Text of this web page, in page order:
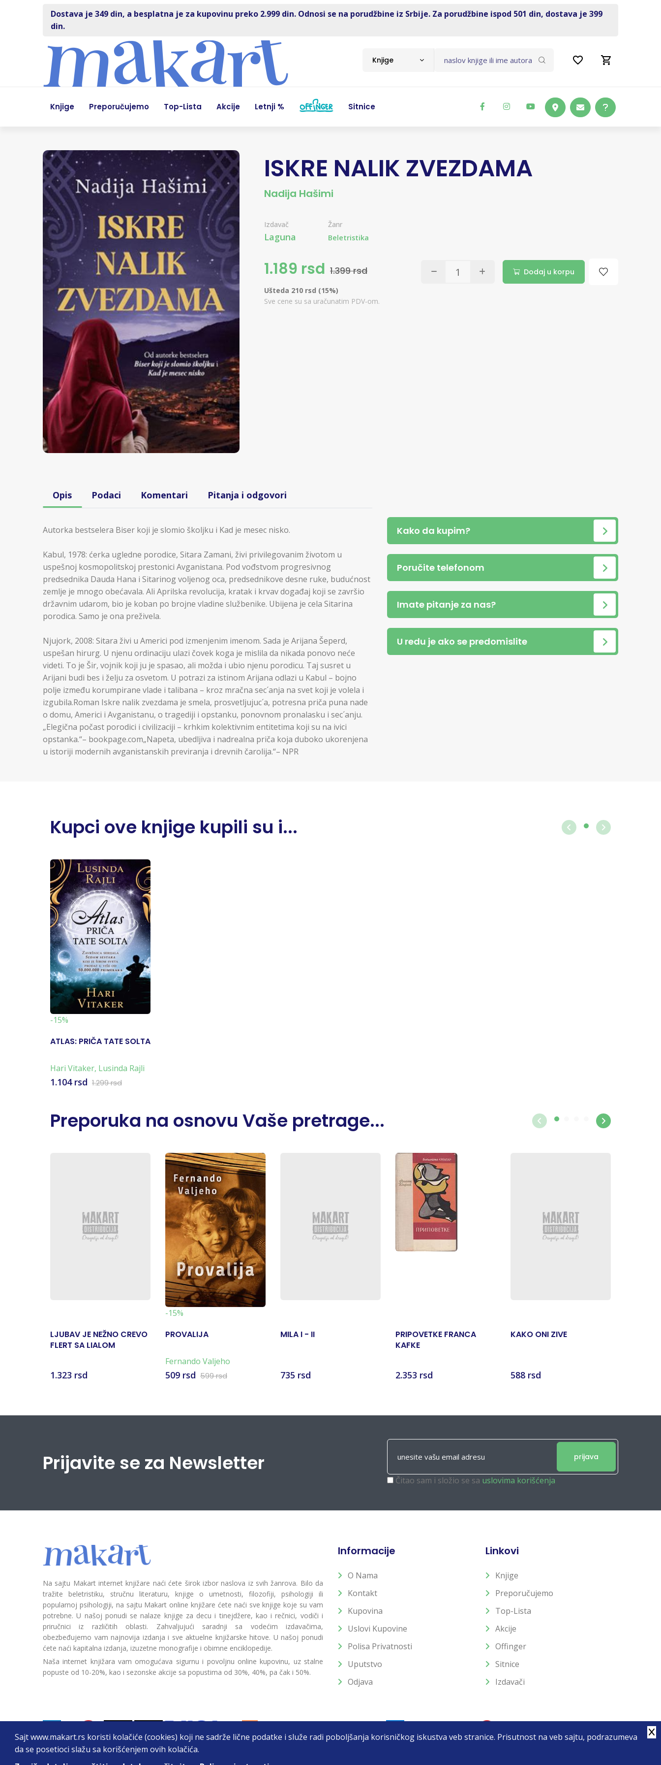
Sajt www.makart.rs koristi kolačiće (cookies) koji ne sadrže lične podatke i služe radi poboljšanja korisničkog iskustva veb stranice. Prisutnost na veb sajtu, podrazumeva
da se posetioci slažu sa korišćenjem ovih kolačića.
Dostava je 349 din, a besplatna je za kupovinu preko 2.999 din. Odnosi se na porudžbine iz Srbije. Za porudžbine ispod 501 din, dostava je 399
din.
Knjige
Knjige Preporučujemo Top-Lista Akcije Letnji % Sitnice
ISKRE NALIK ZVEZDAMA
Nadija Hašimi
Izdavač
Laguna
Žanr
Beletristika
1.189 rsd 1.399 rsd Dodaj u korpu
Ušteda 210 rsd (15%)
Sve cene su sa uračunatim PDV-om.
Opis Podaci Komentari Pitanja i odgovori
Autorka bestselera Biser koji je slomio školjku i Kad je mesec nisko.
Kabul, 1978: ćerka ugledne porodice, Sitara Zamani, živi privilegovanim životom u
uspešnoj kosmopolitskoj prestonici Avganistana. Pod vođstvom progresivnog
predsednika Dauda Hana i Sitarinog voljenog oca, predsednikove desne ruke, budućnost
zemlje je mnogo obećavala. Ali Aprilska revolucija, kratak i krvav događaj koji se završio
državnim udarom, bio je koban po brojne vladine službenike. Ubijena je cela Sitarina
porodica. Samo je ona preživela.
Njujork, 2008: Sitara živi u Americi pod izmenjenim imenom. Sada je Arijana Šeperd,
uspešan hirurg. U njenu ordinaciju ulazi čovek koga je mislila da nikada ponovo neće
videti. To je Šir, vojnik koji ju je spasao, ali možda i ubio njenu porodicu. Taj susret u
Arijani budi bes i želju za osvetom. U potrazi za istinom Arijana odlazi u Kabul – bojno
polje između korumpirane vlade i talibana – kroz mračna sec´anja na svet koji je volela i
izgubila.Roman Iskre nalik zvezdama je smela, prosvetljujuc´a, potresna priča puna nade
o domu, Americi i Avganistanu, o tragediji i opstanku, ponovnom pronalasku i sec´anju.
„Elegična počast porodici i civilizaciji – krhkim kolektivnim entitetima koji su na ivici
opstanka.“– bookpage.com„Napeta, ubedljiva i nadrealna priča koja duboko ukorenjena
u istoriji modernih avganistanskih previranja i drevnih čarolija.“– NPR
Kako da kupim?
Poručite telefonom
Imate pitanje za nas?
U redu je ako se predomislite
Kupci ove knjige kupili su i...
-15%
ATLAS: PRIČA TATE SOLTA
Hari Vitaker, Lusinda Rajli
1.104 rsd 1.299 rsd
Preporuka na osnovu Vaše pretrage...
LJUBAV JE NEŽNO CREVO
FLERT SA LIALOM
1.323 rsd
-15%
PROVALIJA
Fernando Valjeho
509 rsd 599 rsd
MILA I - II
735 rsd
PRIPOVETKE FRANCA
KAFKE
2.353 rsd
KAKO ONI ZIVE
588 rsd
Prijavite se za Newsletter prijava
Čitao sam i složio se sa uslovima korišćenja
Na sajtu Makart internet knjižare naći ćete širok izbor naslova iz svih žanrova. Bilo da
tražite beletristiku, stručnu literaturu, knjige o umetnosti, filozofiji, psihologiji ili
popularnoj psihologiji, na sajtu Makart online knjižare ćete naći sve knjige koje su vam
potrebne. U našoj ponudi se nalaze knjige za decu i tinejdžere, kao i rečnici, vodiči i
priručnici iz različitih oblasti. Zahvaljujući saradnji sa vodećim izdavačima,
obezbeđujemo vam najnovija izdanja i sve aktuelne knjižarske hitove. U našoj ponudi
ćete naći kapitalna izdanja, izuzetne monografije i obimne enciklopedije.
Naša internet knjižara vam omogućava sigurnu i povoljnu online kupovinu, uz stalne
popuste od 10-20%, kao i sezonske akcije sa popustima od 30%, 40%, pa čak i 50%.
Informacije
O Nama
Kontakt
Kupovina
Uslovi Kupovine
Polisa Privatnosti
Uputstvo
Odjava
Linkovi
Knjige
Preporučujemo
Top-Lista
Akcije
Offinger
Sitnice
Izdavači